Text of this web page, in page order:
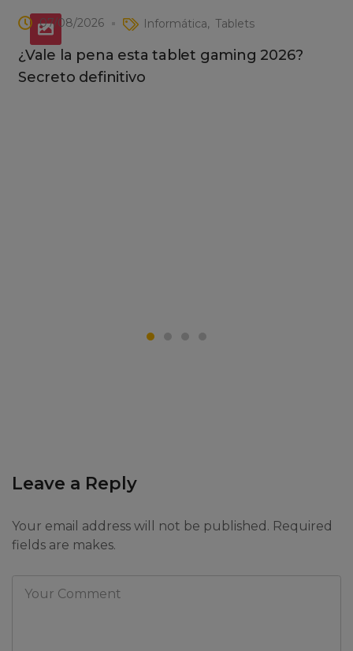
07/08/2026 Informática Tablets
¿Vale la pena esta tablet gaming 2026?
Secreto definitivo
Leave a Reply
Your email address will not be published. Required
fields are makes.